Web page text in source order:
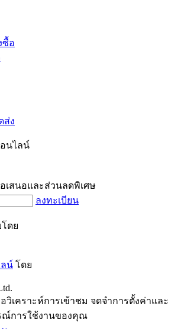
ซื้อ
ส่ง
นไลน์
เสนอและส่วนลดพิเศษ
ลงทะเบียน
ดย
น์ โดย
วิเคราะห์การเข้าชม จดจำการตั้งค่าและ
ณ์การใช้งานของคุณ